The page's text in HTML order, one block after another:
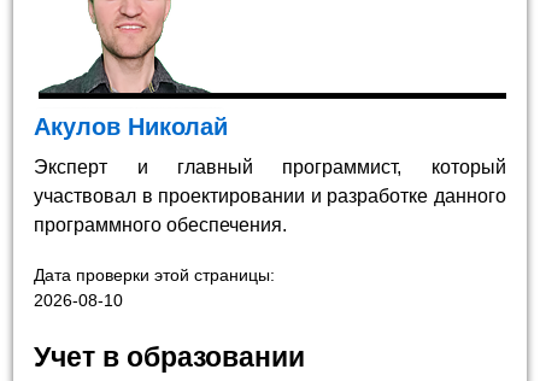
Акулов Николай
Эксперт и главный программист, который
участвовал в проектировании и разработке данного
программного обеспечения.
Дата проверки этой страницы:
2026-08-10
Учет в образовании